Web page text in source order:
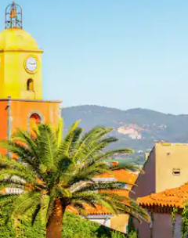
parcourir ou en appuyant et en